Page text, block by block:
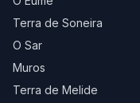
Terra de Soneira
O Sar
Muros
Terra de Melide